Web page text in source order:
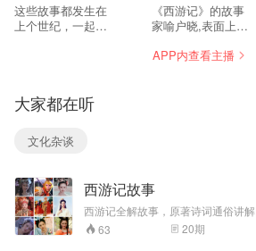
这些故事都发生在
上个世纪，一起聆
《西游记》的故事
家喻户晓,表面上看
师徒四人不畏艰险
么在西天路上反而
还斗不过一些妖
怪?
APP内查看主播
大家都在听
文化杂谈
西游记故事
西游记全解故事，原著诗词通俗讲解
63
20期